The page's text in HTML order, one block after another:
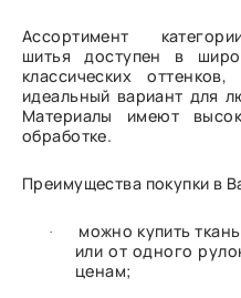
Ассортимент
шитья доступен в
классических
идеальный вариант для
Материалы имеют
обработке.
Преимущества покупки в
·
можно купить
или от одного
ценам;